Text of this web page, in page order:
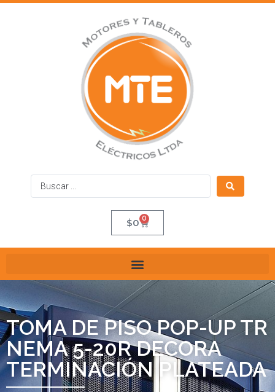
$0 0
TOMA DE PISO POP-UP TR
NEMA 5-20R DECORA
TERMINACIÓN PLATEADA